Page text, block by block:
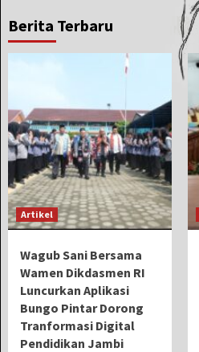
Berita Terbaru
Artikel
Wagub Sani Bersama
Wamen Dikdasmen RI
Luncurkan Aplikasi
Bungo Pintar Dorong
Tranformasi Digital
Pendidikan Jambi